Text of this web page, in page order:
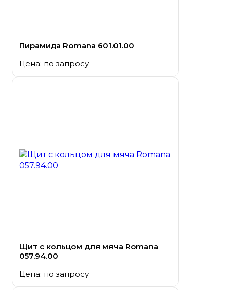
Пирамида Romana 601.01.00
Цена: по запросу
Щит с кольцом для мяча Romana
057.94.00
Цена: по запросу